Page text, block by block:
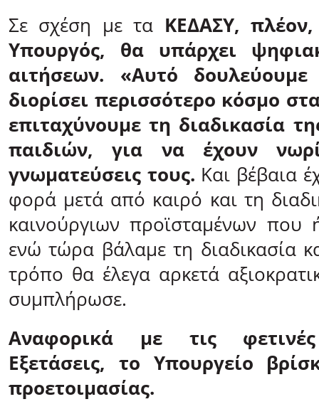
Σε σχέση με τα ΚΕΔΑΣΥ,
Υπουργός, θα υπάρχει
αιτήσεων. «Αυτό
διορίσει περισσότερο κόσμο
επιταχύνουμε τη διαδικασία
παιδιών, για να έχουν
γνωματεύσεις τους. Και βέβαια
φορά μετά από καιρό και τη
καινούργιων προϊσταμένων που
ενώ τώρα βάλαμε τη διαδικασία
τρόπο θα έλεγα αρκετά
συμπλήρωσε.
Αναφορικά με τις φετινές
Εξετάσεις, το Υπουργείο
προετοιμασίας.